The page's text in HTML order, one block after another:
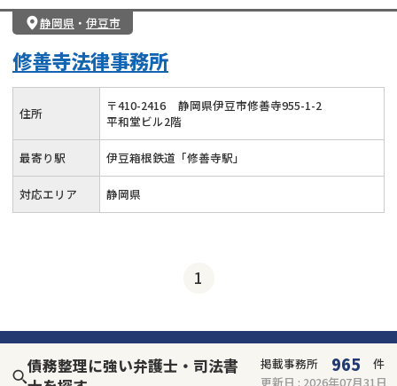
借金返済相談・交渉
自己破産
任意整理
個人再生
会社破産・法人破産
静岡県 ・ 伊豆市
修善寺法律事務所
住所 〒410-2416
静岡県伊豆市修善寺955-1-2
平和堂ビル2階
最寄り駅 伊豆箱根鉄道「修善寺駅」
対応エリア 静岡県
1
債務整理に強い弁護士・司法書
掲載事務所 965
件
更新日 : 2026年07月31日